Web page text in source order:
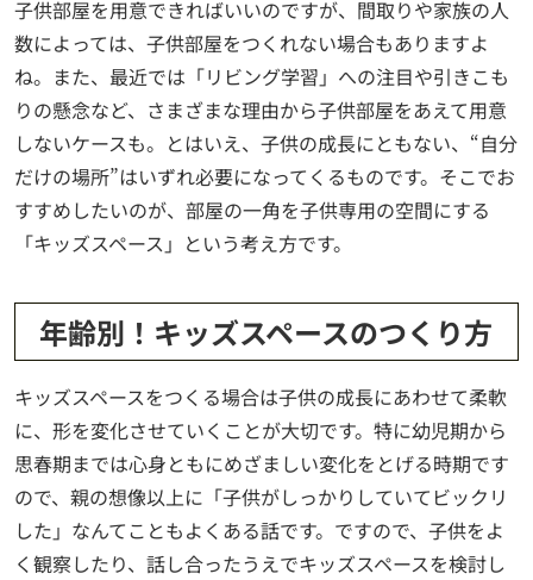
子供部屋を用意できればいいのですが、間取りや家族の人
数によっては、子供部屋をつくれない場合もありますよ
ね。また、最近では「リビング学習」への注目や引きこも
りの懸念など、さまざまな理由から子供部屋をあえて用意
しないケースも。とはいえ、子供の成長にともない、“自分
だけの場所”はいずれ必要になってくるものです。そこでお
すすめしたいのが、部屋の一角を子供専用の空間にする
「キッズスペース」という考え方です。
年齢別！キッズスペースのつくり方
キッズスペースをつくる場合は子供の成長にあわせて柔軟
に、形を変化させていくことが大切です。特に幼児期から
思春期までは心身ともにめざましい変化をとげる時期です
ので、親の想像以上に「子供がしっかりしていてビックリ
した」なんてこともよくある話です。ですので、子供をよ
く観察したり、話し合ったうえでキッズスペースを検討し